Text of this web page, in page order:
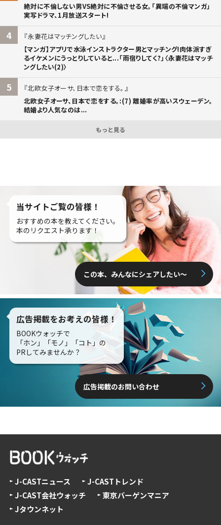
絶対に不倫しない男VS絶対に不倫させる女。「異端の不倫マンガ」
実写ドラマ、1月放送スタート!
4
永妻花はマッチングしたい
【マンガ】アプリで水泳インストラクター男とマッチング!肉体派すぎ
るイケメンにうっとりしていると...「雨宿りしてく?」〈永妻花はマッチ
ングしたい(2)〉
5
北欧女子オーサ、日本で恋をする。
北欧女子オーサ、日本で恋をする。:(7) 離婚率が高いスウェーデン。
結婚より人気なのは...
もっと見る
当サイトご覧の皆様！
おすすめの本を教えてください。
本のリクエスト承ります！
この本、みんなにシェアしたい〜
広告掲載をお考えの皆様！
BOOKウォッチで
「ホン」「モノ」「コト」の
PRしてみませんか？
広告掲載のお問い合わせ
J-CASTニュース
J-CASTトレンド
J-CAST会社ウォッチ
東京バーゲンマニア
Jタウンネット